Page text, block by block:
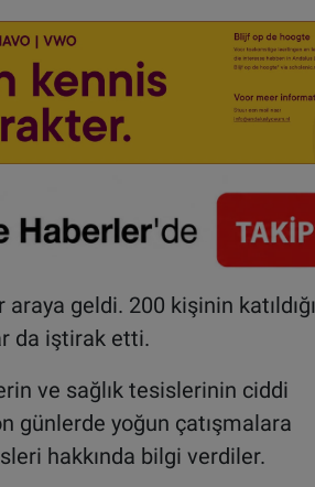
geldi. 200 kişinin katıldığı
da iştirak etti.
ve sağlık tesislerinin ciddi
günlerde yoğun çatışmalara
hakkında bilgi verdiler.